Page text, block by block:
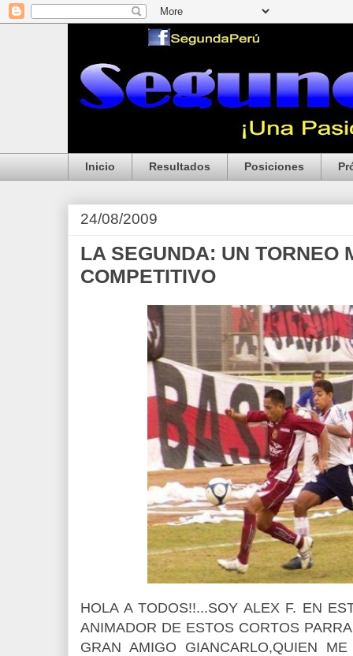
Inicio Resultados Posiciones
24/08/2009
LA SEGUNDA: UN TORNEO
COMPETITIVO
HOLA A TODOS!!...SOY ALEX F. EN
ANIMADOR DE ESTOS CORTOS
GRAN AMIGO GIANCARLO,QUIEN